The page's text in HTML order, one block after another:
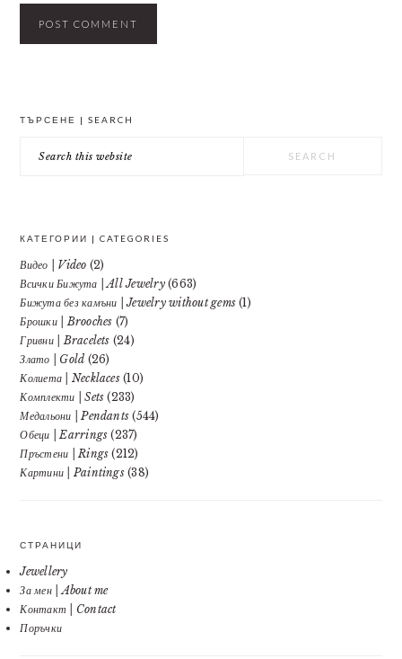
ТЪРСЕНЕ | SEARCH
this
КАТЕГОРИИ | CATEGORIES
Видео | Video (2)
Всички Бижута | All Jewelry(663)
Бижута без камъни | Jewelry without gems (1)
Брошки | Brooches (7)
Гривни | Bracelets (24)
Злато | Gold (26)
Колиета | Necklaces(10)
Комплекти | Sets (233)
Медальони | Pendants (544)
Обеци | Earrings (237)
Пръстени | Rings (212)
Картини | Paintings(38)
СТРАНИЦИ
Jewellery
За мен | About me
Контакт | Contact
Поръчки